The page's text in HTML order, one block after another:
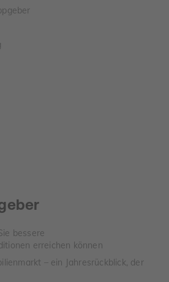
bessere
erreichen können
– ein Jahresrückblick, der